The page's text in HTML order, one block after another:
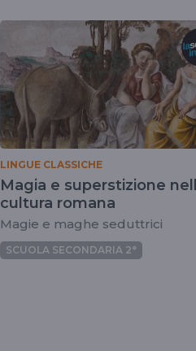
LINGUE CLASSICHE
Magia e superstizione
cultura romana
Magie e maghe seduttrici
SCUOLA SECONDARIA 2°